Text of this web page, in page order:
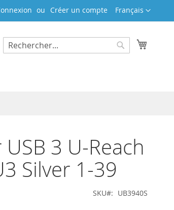
Langue
Français
Créer un compte
Rechercher
3 U-Reach
Silver 1-39
SKU UB3940S